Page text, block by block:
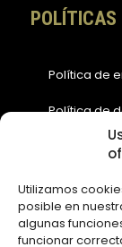
Utilizamos
posible en
algunas
funcionar
POLÍTICAS
Política de
Política de
Política de
Política de
Aviso legal